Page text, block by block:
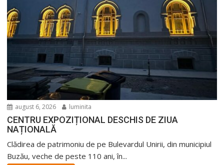
august 6, 2026 luminita
CENTRU EXPOZIȚIONAL DESCHIS DE ZIUA
NAȚIONALĂ
Clădirea de patrimoniu de pe Bulevardul Unirii, din municipiul
Buzău, veche de peste 110 ani, în...